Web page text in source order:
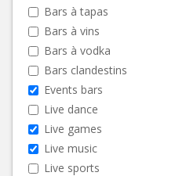
Bars à tapas
Bars à vins
Bars à vodka
Bars clandestins
Events bars
Live dance
Live games
Live music
Live sports